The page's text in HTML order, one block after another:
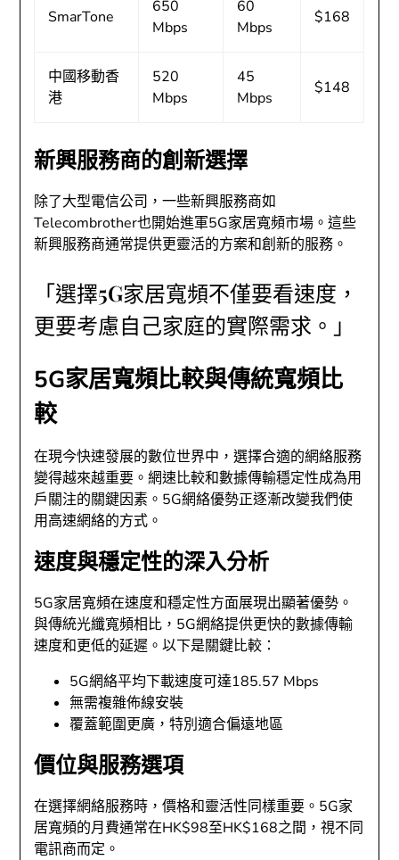
SmarTone
650
Mbps
60
Mbps
$168
中國移動香
港
520
Mbps
45
Mbps
$148
新興服務商的創新選擇
除了大型電信公司，一些新興服務商如
Telecombrother也開始進軍5G家居寬頻市場。這些
新興服務商通常提供更靈活的方案和創新的服務。
「選擇5G家居寬頻不僅要看速度，
更要考慮自己家庭的實際需求。」
5G家居寬頻比較與傳統寬頻比
較
在現今快速發展的數位世界中，選擇合適的網絡服務
變得越來越重要。網速比較和數據傳輸穩定性成為用
戶關注的關鍵因素。5G網絡優勢正逐漸改變我們使
用高速網絡的方式。
速度與穩定性的深入分析
5G家居寬頻在速度和穩定性方面展現出顯著優勢。
與傳統光纖寬頻相比，5G網絡提供更快的數據傳輸
速度和更低的延遲。以下是關鍵比較：
5G網絡平均下載速度可達185.57 Mbps
無需複雜佈線安裝
覆蓋範圍更廣，特別適合偏遠地區
價位與服務選項
在選擇網絡服務時，價格和靈活性同樣重要。5G家
居寬頻的月費通常在HK$98至HK$168之間，視不同
電訊商而定。